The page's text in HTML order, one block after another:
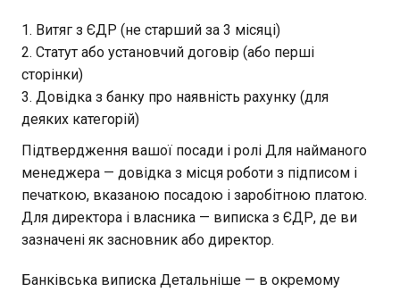
Витяг з ЄДР (не старший за 3 місяці)
Статут або установчий договір (або перші
сторінки)
Довідка з банку про наявність рахунку (для
деяких категорій)
Підтвердження вашої посади і ролі Для найманого
менеджера — довідка з місця роботи з підписом і
печаткою, вказаною посадою і заробітною платою.
Для директора і власника — виписка з ЄДР, де ви
зазначені як засновник або директор.
Банківська виписка Детальніше — в окремому